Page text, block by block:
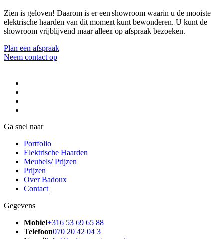
Zien is geloven! Daarom is er een showroom waarin u de mooiste
elektrische haarden van dit moment kunt bewonderen. U kunt de
showroom vrijblijvend maar alleen op afspraak bezoeken.
Plan een afspraak
Neem contact op
Ga snel naar
Portfolio
Elektrische Haarden
Meubels/ Prijzen
Prijzen
Over Badoux
Contact
Gegevens
Mobiel+316 53 69 65 88
Telefoon070 20 42 04 3